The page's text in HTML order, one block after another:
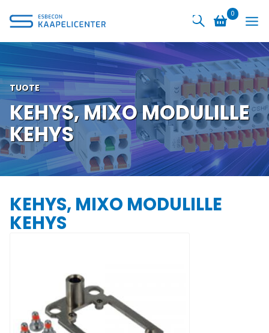
sisältöön
0
TUOTE
KEHYS, MIXO MODULILLE
KEHYS
KEHYS, MIXO MODULILLE
KEHYS